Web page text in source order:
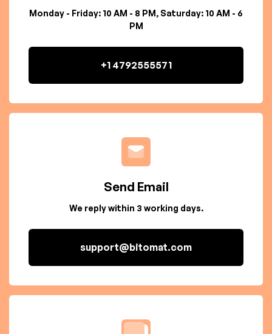
Monday - Friday: 10 AM - 8 PM, Saturday: 10 AM - 6
PM
+1 4792555571
Send Email
We reply within 3 working days.
support@bitomat.com